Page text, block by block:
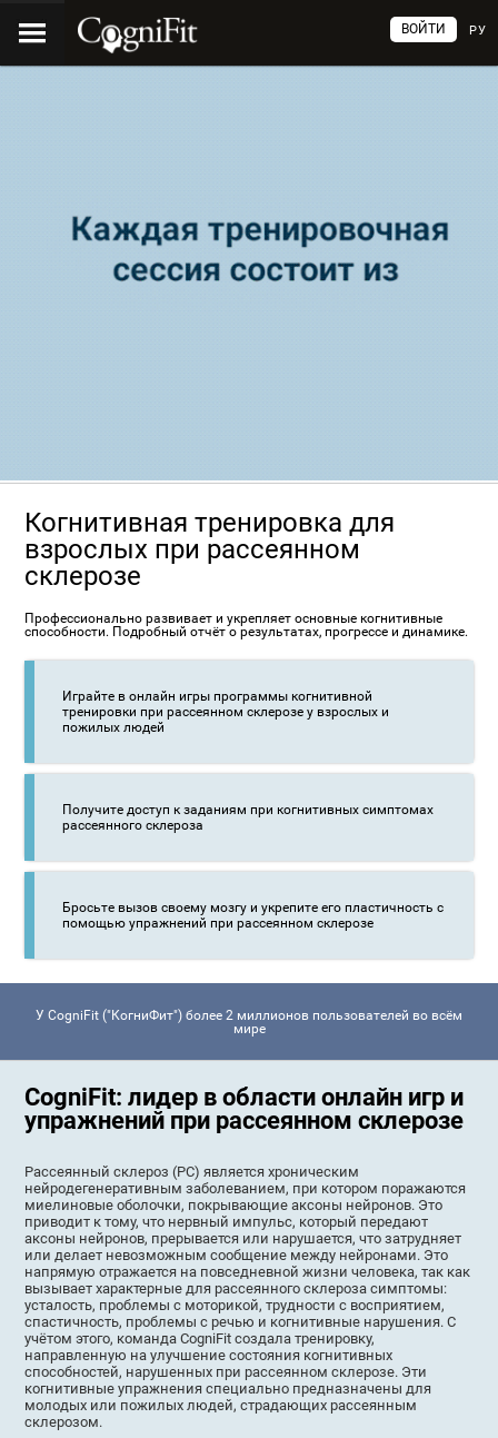
РУ
ВОЙТИ
Когнитивная тренировка для
взрослых при рассеянном
склерозе
Профессионально развивает и укрепляет основные когнитивные
способности. Подробный отчёт о результатах, прогрессе и динамике.
Играйте в онлайн игры программы когнитивной
тренировки при рассеянном склерозе у взрослых и
пожилых людей
Получите доступ к заданиям при когнитивных симптомах
рассеянного склероза
Бросьте вызов своему мозгу и укрепите его пластичность с
помощью упражнений при рассеянном склерозе
У CogniFit ("КогниФит") более 2 миллионов пользователей во всём
мире
CogniFit: лидер в области онлайн игр и
упражнений при рассеянном склерозе
Рассеянный склероз (РС) является хроническим
нейродегенеративным заболеванием, при котором поражаются
миелиновые оболочки, покрывающие аксоны нейронов. Это
приводит к тому, что нервный импульс, который передают
аксоны нейронов, прерывается или нарушается, что затрудняет
или делает невозможным сообщение между нейронами. Это
напрямую отражается на повседневной жизни человека, так как
вызывает характерные для рассеянного склероза симптомы:
усталость, проблемы с моторикой, трудности с восприятием,
спастичность, проблемы с речью и когнитивные нарушения. С
учётом этого, команда CogniFit создала тренировку,
направленную на улучшение состояния когнитивных
способностей, нарушенных при рассеянном склерозе. Эти
когнитивные упражнения специально предназначены для
молодых или пожилых людей, страдающих рассеянным
склерозом.